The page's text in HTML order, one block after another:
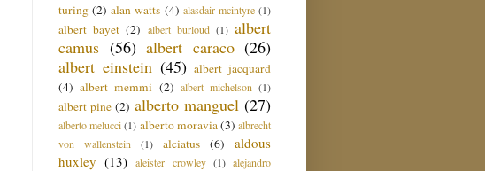
turing (2) alan watts (4) alasdair mcintyre (1)
albert bayet (2) albert burloud (1) albert
camus (56) albert caraco (26)
albert einstein (45) albert jacquard
(4) albert memmi (2) albert michelson (1)
albert pine (2) alberto manguel (27)
alberto melucci (1) alberto moravia (3) albrecht
von wallenstein
(1) alciatus (6)
aldous
huxley (13) aleister crowley (1) alejandro